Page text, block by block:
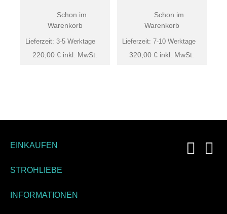
220,00 € inkl. MwSt.
Lieferzeit: 3-5 Werktage
Schon im
Warenkorb
320,00€ inkl. MwSt.
Lieferzeit: 7-10 Werktage
Schon im
Warenkorb
EINKAUFEN
STROHLIEBE
INFORMATIONEN